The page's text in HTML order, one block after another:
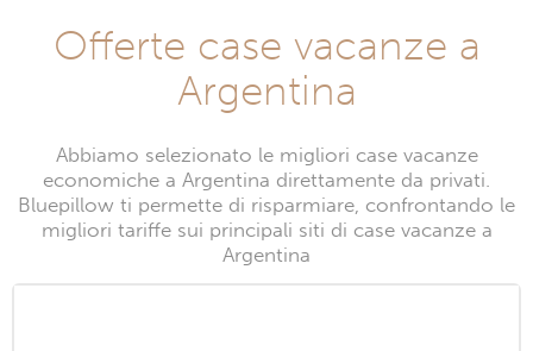
Offerte case vacanze a
Argentina
Abbiamo selezionato le migliori case vacanze
economiche a Argentina direttamente da privati.
Bluepillow ti permette di risparmiare, confrontando le
migliori tariffe sui principali siti di case vacanze a
Argentina